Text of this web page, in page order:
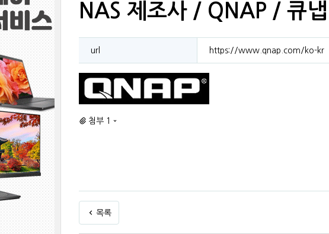
NAS 제조사 / QNAP / 큐냅
url https://www.qnap.com/ko-kr
첨부 1
목록